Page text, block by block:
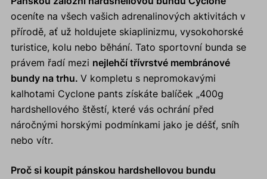
oceníte na všech vašich adrenalinových aktivitách v
přírodě, ať už holdujete skiaplinizmu, vysokohorské
turistice, kolu nebo běhání. Tato sportovní bunda se
právem řadí mezi nejlehčí třívrstvé membránové
bundy na trhu. V kompletu s nepromokavými
kalhotami Cyclone pants získáte balíček „400g
hardshellového štěstí, které vás ochrání před
náročnými horskými podmínkami jako je déšť, sníh
nebo vítr.
Proč si koupit pánskou hardshellovou bundu